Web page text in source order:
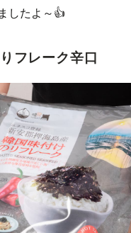
したよ～👍
フレーク辛口